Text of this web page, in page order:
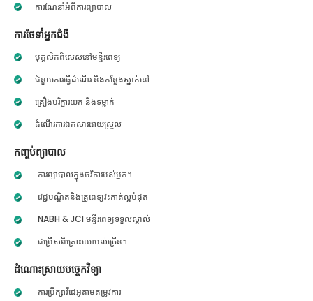
ការណែនាំអំពីការព្យាបាល
ការថែទាំអ្នកជំងឺ
បុគ្គលិកពិសេសនៅមន្ទីរពេទ្យ
ជំនួយការធ្វើដំណើរ និងកន្លែងស្នាក់នៅ
គ្រឿងបរិក្ខារយក និងទម្លាក់
ដំណើរការឯកសារងាយស្រួល
កញ្ចប់ព្យាបាល
ការព្យាបាលក្នុងថវិការបស់អ្នក។
វេជ្ជបណ្ឌិតនិងគ្រូពេទ្យវះកាត់ល្អបំផុត
NABH & JCI មន្ទីរពេទ្យទទួលស្គាល់
ជម្រើសពិគ្រោះយោបល់ច្រើន។
ដំណោះស្រាយបច្ចេកវិទ្យា
ការប្រឹក្សាវីដេអូតាមតម្រូវការ